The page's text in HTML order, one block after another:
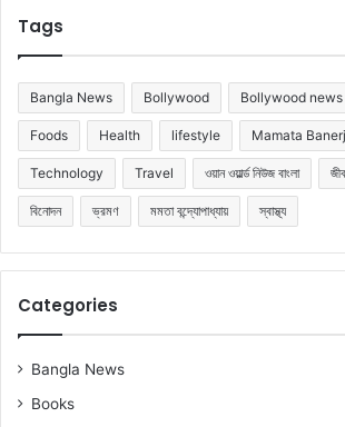
Tags
Bangla News Bollywood Bollywood news
Foods Health lifestyle Mamata
Technology Travel ওয়ান ওয়ার্ল্ড নিউজ বাংলা
বিনোদন ভ্রমণ মমতা বন্দ্যোপাধ্যায় স্বাস্থ্য
Categories
Bangla News
Books